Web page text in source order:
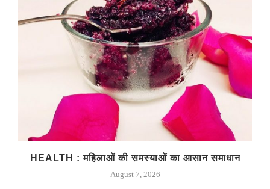
HEALTH : महिलाओं की समस्‍याओं का आसान समाधान
August 7, 2026